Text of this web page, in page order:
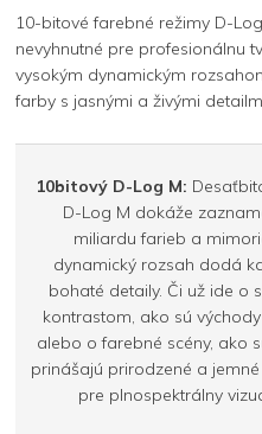
10-bitové farebné režimy D-
nevyhnutné pre profesionálnu
vysokým dynamickým
farby s jasnými a živými
10bitový D-Log M:
D-Log M dokáže
miliardu farieb a
dynamický rozsah dodá
bohaté detaily. Či už ide o
kontrastom, ako sú
alebo o farebné scény, ako
prinášajú prirodzené a
pre plnospektrálny